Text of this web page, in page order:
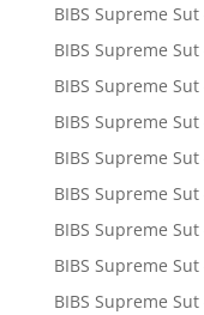
BIBS Supreme Sut
BIBS Supreme
BIBS Supreme
BIBS Supreme
BIBS Supreme
BIBS Supreme
BIBS Supreme
BIBS Supreme
BIBS Supreme